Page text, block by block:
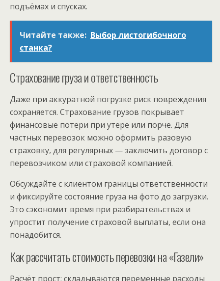
подъёмах и спусках.
Читайте также: Выбор листогибочного
станка?
Страхование груза и ответственность
Даже при аккуратной погрузке риск повреждения
сохраняется. Страхование грузов покрывает
финансовые потери при утере или порче. Для
частных перевозок можно оформить разовую
страховку, для регулярных — заключить договор с
перевозчиком или страховой компанией.
Обсуждайте с клиентом границы ответственности
и фиксируйте состояние груза на фото до загрузки.
Это сэкономит время при разбирательствах и
упростит получение страховой выплаты, если она
понадобится.
Как рассчитать стоимость перевозки на «Газели»
Расчёт прост: складываются переменные расходы